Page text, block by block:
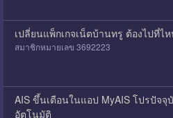
เปลี่ยนแพ็กเกจเน็ตบ้านทรู ต้องไปที่ไ
สมาชิกหมายเลข 3692223
AIS ขึ้นเตือนในแอป MyAIS โปรปัจ
อัตโนมัติ